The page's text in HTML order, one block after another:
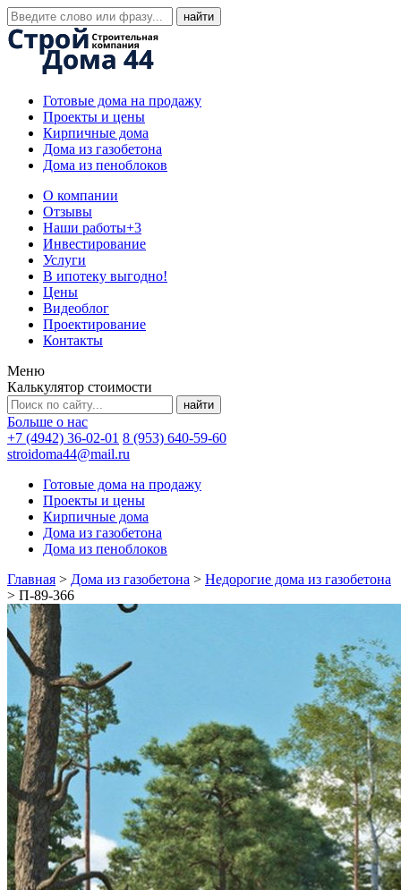
Готовые дома на продажу
Проекты и цены
Кирпичные дома
Дома из газобетона
Дома из пеноблоков
О компании
Отзывы
Наши работы+3
Инвестирование
Услуги
В ипотеку выгодно!
Цены
Видеоблог
Проектирование
Контакты
Меню
Калькулятор стоимости
Больше о нас
+7 (4942) 36-02-01 8 (953) 640-59-60
stroidoma44@mail.ru
Готовые дома на продажу
Проекты и цены
Кирпичные дома
Дома из газобетона
Дома из пеноблоков
Главная > Дома из газобетона > Недорогие дома из газобетона
> П-89-366